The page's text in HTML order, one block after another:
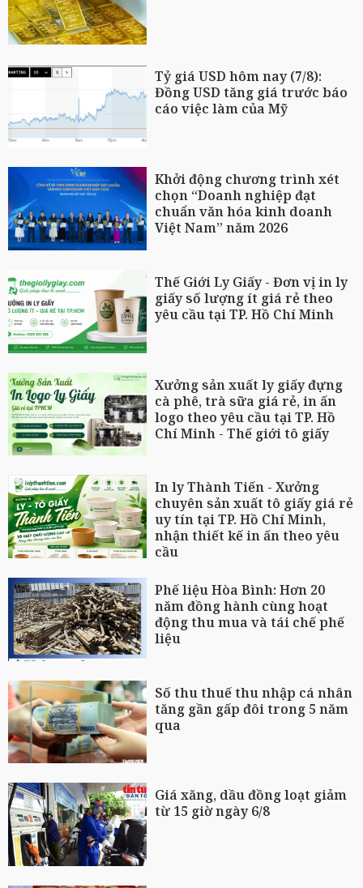
Tỷ giá USD hôm nay (7/8):
Đồng USD tăng giá trước báo
cáo việc làm của Mỹ
Khởi động chương trình xét
chọn “Doanh nghiệp đạt
chuẩn văn hóa kinh doanh
Việt Nam” năm 2026
Thế Giới Ly Giấy - Đơn vị in ly
giấy số lượng ít giá rẻ theo
yêu cầu tại TP. Hồ Chí Minh
Xưởng sản xuất ly giấy đựng
cà phê, trà sữa giá rẻ, in ấn
logo theo yêu cầu tại TP. Hồ
Chí Minh - Thế giới tô giấy
In ly Thành Tiến - Xưởng
chuyên sản xuất tô giấy giá rẻ
uy tín tại TP. Hồ Chí Minh,
nhận thiết kế in ấn theo yêu
cầu
Phế liệu Hòa Bình: Hơn 20
năm đồng hành cùng hoạt
động thu mua và tái chế phế
liệu
Số thu thuế thu nhập cá nhân
tăng gần gấp đôi trong 5 năm
qua
Giá xăng, dầu đồng loạt giảm
từ 15 giờ ngày 6/8